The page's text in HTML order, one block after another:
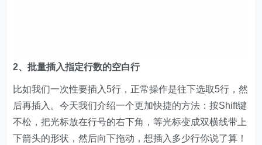
2、批量插入指定行数的空白行
比如我们一次性要插入5行，正常操作是往下选取5行，然
后再插入。今天我们介绍一个更加快捷的方法：按Shift键
不松，把光标放在行号的右下角，等光标变成双横线带上
下箭头的形状，然后向下拖动，想插入多少行你说了算！